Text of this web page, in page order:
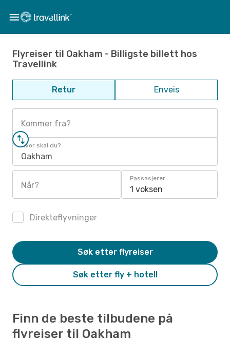
Flyreiser til Oakham - Billigste billett hos
Travellink
Retur Enveis
Kommer fra?
Hvor skal du?
Oakham
Når?
Passasjerer
1 voksen
Direkteflyvninger
Søk etter fly + hotell
Søk etter flyreiser
Finn de beste tilbudene på
flyreiser til Oakham